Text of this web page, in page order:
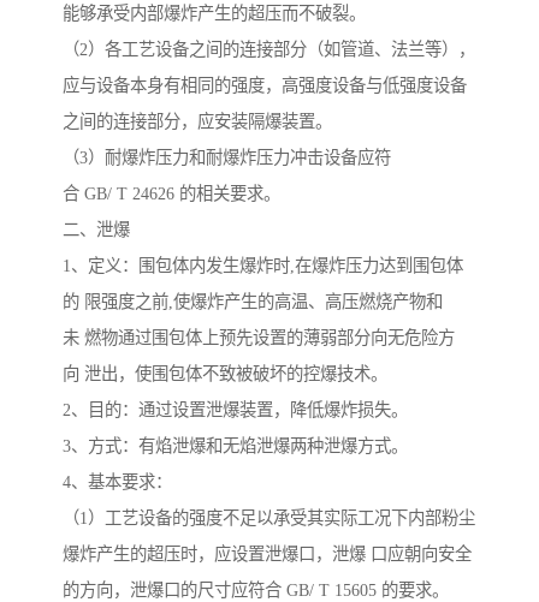
能够承受内部爆炸产生的超压而不破裂。
（2）各工艺设备之间的连接部分（如管道、法兰等），
应与设备本身有相同的强度，高强度设备与低强度设备
之间的连接部分，应安装隔爆装置。
（3）耐爆炸压力和耐爆炸压力冲击设备应符
合 GB/ T 24626 的相关要求。
二、泄爆
1、定义：围包体内发生爆炸时,在爆炸压力达到围包体
的 限强度之前,使爆炸产生的高温、高压燃烧产物和
未 燃物通过围包体上预先设置的薄弱部分向无危险方
向 泄出，使围包体不致被破坏的控爆技术。
2、目的：通过设置泄爆装置，降低爆炸损失。
3、方式：有焰泄爆和无焰泄爆两种泄爆方式。
4、基本要求：
（1）工艺设备的强度不足以承受其实际工况下内部粉尘
爆炸产生的超压时，应设置泄爆口，泄爆 口应朝向安全
的方向，泄爆口的尺寸应符合 GB/ T 15605 的要求。